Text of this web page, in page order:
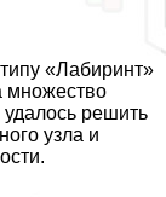
«Лабиринт»
множество
решить
узла и